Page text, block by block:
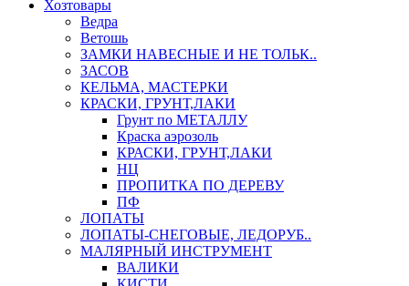
Хозтовары
Ведра
Ветошь
ЗАМКИ НАВЕСНЫЕ И НЕ ТОЛЬК..
ЗАСОВ
КЕЛЬМА, МАСТЕРКИ
КРАСКИ, ГРУНТ,ЛАКИ
Грунт по МЕТАЛЛУ
Краска аэрозоль
КРАСКИ, ГРУНТ,ЛАКИ
НЦ
ПРОПИТКА ПО ДЕРЕВУ
ПФ
ЛОПАТЫ
ЛОПАТЫ-СНЕГОВЫЕ, ЛЕДОРУБ..
МАЛЯРНЫЙ ИНСТРУМЕНТ
ВАЛИКИ